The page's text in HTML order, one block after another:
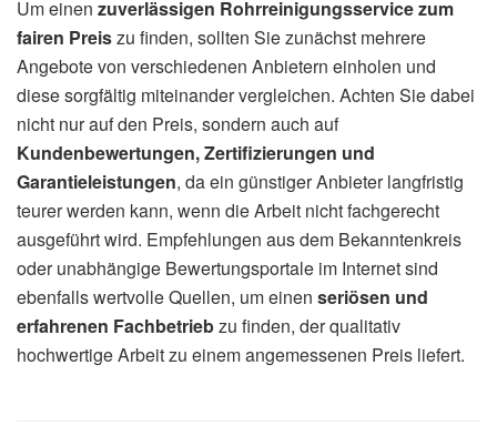
Um einen zuverlässigen Rohrreinigungsservice zum
fairen Preiszu finden, sollten Sie zunächst mehrere
Angebote von verschiedenen Anbietern einholen und
diese sorgfältig miteinander vergleichen. Achten Sie dabei
nicht nur auf den Preis, sondern auch auf
Kundenbewertungen, Zertifizierungen und
Garantieleistungen, da ein günstiger Anbieter langfristig
teurer werden kann, wenn die Arbeit nicht fachgerecht
ausgeführt wird. Empfehlungen aus dem Bekanntenkreis
oder unabhängige Bewertungsportale im Internet sind
ebenfalls wertvolle Quellen, um einen seriösen und
erfahrenen Fachbetriebzu finden, der qualitativ
hochwertige Arbeit zu einem angemessenen Preis liefert.